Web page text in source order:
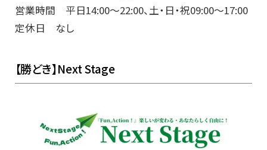
営業時間 平日14:00〜22:00、土・日・祝09:00〜17:00
定休日 なし
【勝どき】Next Stage